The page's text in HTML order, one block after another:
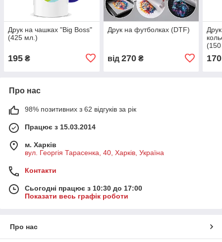
Друк на чашках "Big Boss"
(425 мл.)
195 ₴
Друк на футболках (DTF)
від 270₴ 170
Про нас
98% позитивних з 62 відгуків за рік
Працює з 15.03.2014
м. Харків
вул. Георгія Тарасенка, 40, Харків, Україна
Контакти
Сьогодні працює з 10:30 до 17:00
Показати весь графік роботи
Про нас